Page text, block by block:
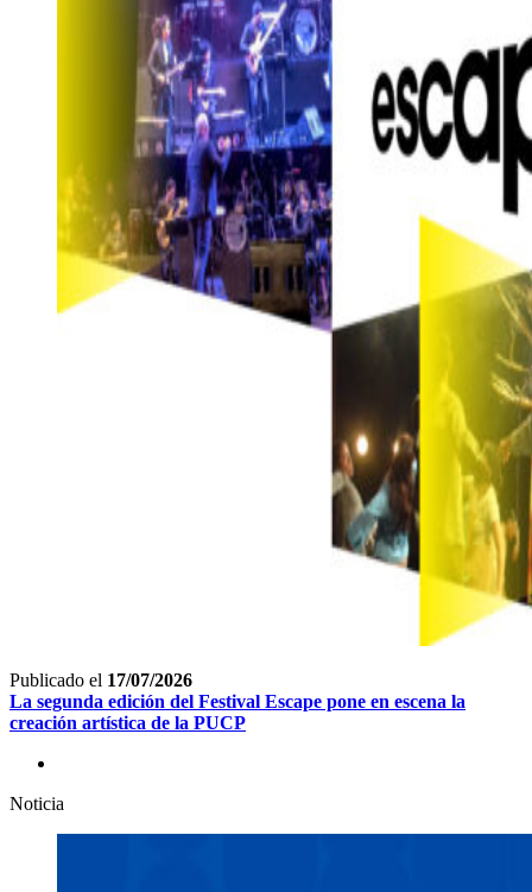
Publicado el 17/07/2026
La segunda edición del Festival Escape pone en escena la
creación artística de la PUCP
Noticia